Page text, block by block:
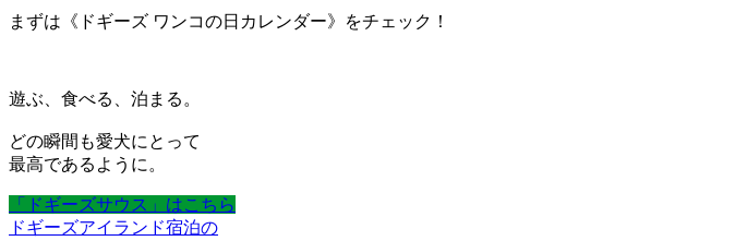
まずは《ドギーズ ワンコの日カレンダー》をチェック！
遊ぶ、食べる、泊まる。
どの瞬間も愛犬にとって
最高であるように。
「ドギーズサウス」はこちら
ドギーズアイランド宿泊の